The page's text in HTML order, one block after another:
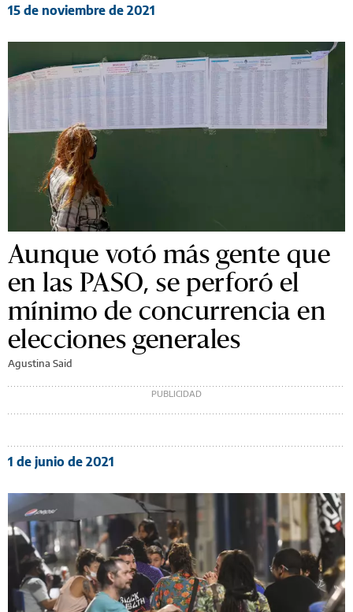
15 de noviembre de 2021
Aunque votó más gente que
en las PASO, se perforó el
mínimo de concurrencia en
elecciones generales
Agustina Said
1 de junio de 2021